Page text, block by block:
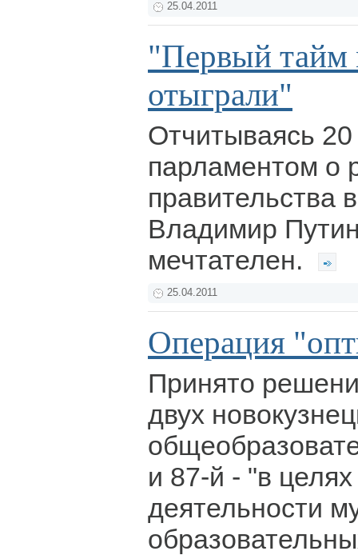
25.04.2011
"Первый
отыграли"
Отчитываясь
парламентом о
правительства
Владимир
мечтателен.
25.04.2011
Операция
Принято
двух
и 87-й - "в
деятельности